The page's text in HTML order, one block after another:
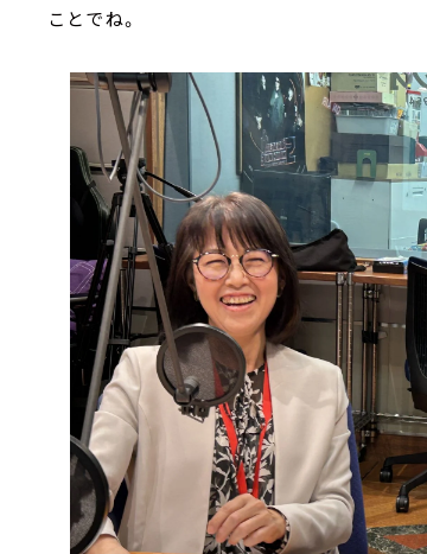
ことでね。